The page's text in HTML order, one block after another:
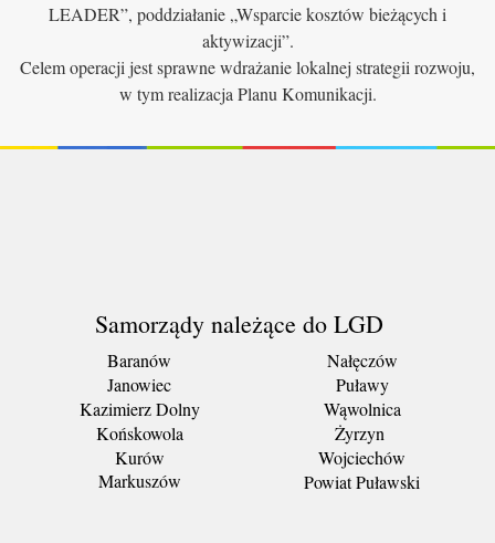
LEADER”, poddziałanie „Wsparcie kosztów bieżących i
aktywizacji”.
Celem operacji jest sprawne wdrażanie lokalnej strategii rozwoju,
w tym realizacja Planu Komunikacji.
Samorządy należące do LGD
Baranów
Janowiec
Kazimierz Dolny
Końskowola
Kurów
Markuszów
Nałęczów
Puławy
Wąwolnica
Żyrzyn
Wojciechów
Powiat Puławski